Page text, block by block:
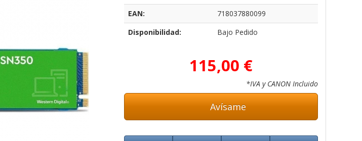
EAN:
718037880099
Disponibilidad:
Bajo Pedido
115,00 €
*IVA y CANON Incluido
Avísame